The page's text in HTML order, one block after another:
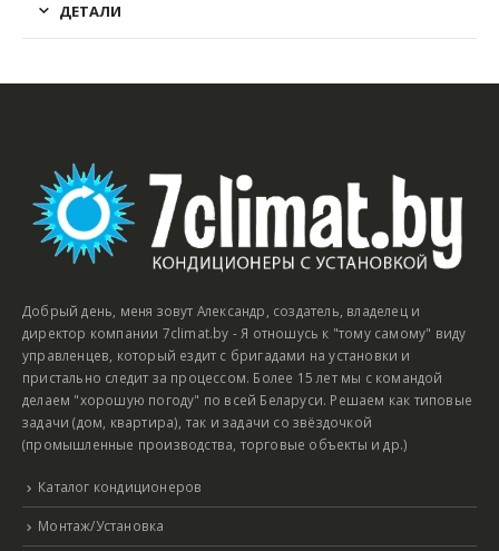
ДЕТАЛИ
Добрый день, меня зовут Александр, создатель, владелец и
директор компании 7climat.by - Я отношусь к "тому самому" виду
управленцев, который ездит с бригадами на установки и
пристально следит за процессом. Более 15 лет мы с командой
делаем "хорошую погоду" по всей Беларуси. Решаем как типовые
задачи (дом, квартира), так и задачи со звёздочкой
(промышленные производства, торговые объекты и др.)
Каталог кондиционеров
Монтаж/Установка